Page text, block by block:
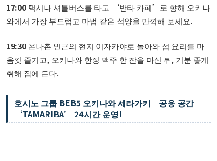
17:00 택시나 셔틀버스를 타고 ‘반타 카페’로 향해 오키나
와에서 가장 부드럽고 마법 같은 석양을 만끽해 보세요.
19:30 온나촌 인근의 현지 이자카야로 돌아와 섬 요리를 마
음껏 즐기고, 오키나와 한정 맥주 한 잔을 마신 뒤, 기분 좋게
취해 잠에 든다.
호시노 그룹 BEB5 오키나와 세라가키｜공용 공간
‘TAMARIBA’ 24시간 운영!